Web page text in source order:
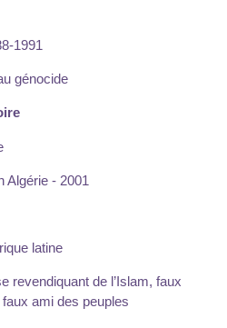
1991
génocide
Algérie - 2001
latine
revendiquant de l’Islam, faux
ami des peuples